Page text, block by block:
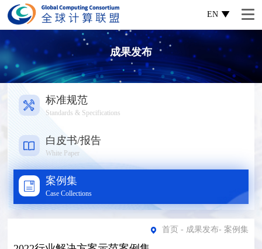
EN
成果发布
标准规范
Standards & Specifications
白皮书/报告
White Paper
案例集
Case Collections
首页 - 成果发布- 案例集